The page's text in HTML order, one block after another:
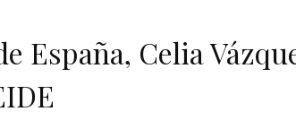
España, Celia